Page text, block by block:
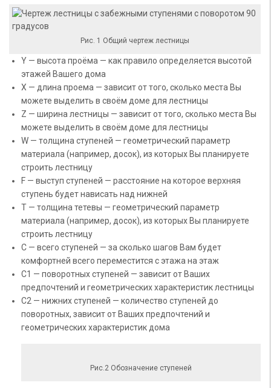
Рис. 1 Общий чертеж лестницы
Y — высота проёма — как правило определяется высотой
этажей Вашего дома
X — длина проема — зависит от того, сколько места Вы
можете выделить в своём доме для лестницы
Z — ширина лестницы — зависит от того, сколько места Вы
можете выделить в своём доме для лестницы
W — толщина ступеней — геометрический параметр
материала (например, досок), из которых Вы планируете
строить лестницу
F — выступ ступеней — расстояние на которое верхняя
ступень будет нависать над нижней
T — толщина тетевы — геометрический параметр
материала (например, досок), из которых Вы планируете
строить лестницу
C — всего ступеней — за сколько шагов Вам будет
комфортней всего переместится с этажа на этаж
С1 — поворотных ступеней — зависит от Ваших
предпочтений и геометрических характеристик лестницы
С2 — нижних ступеней — количество ступеней до
поворотных, зависит от Ваших предпочтений и
геометрических характеристик дома
Рис.2 Обозначение ступеней